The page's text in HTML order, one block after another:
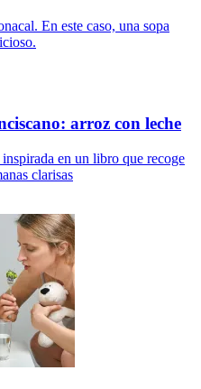
En este caso, una sopa
arroz con leche
en un libro que recoge
clarisas